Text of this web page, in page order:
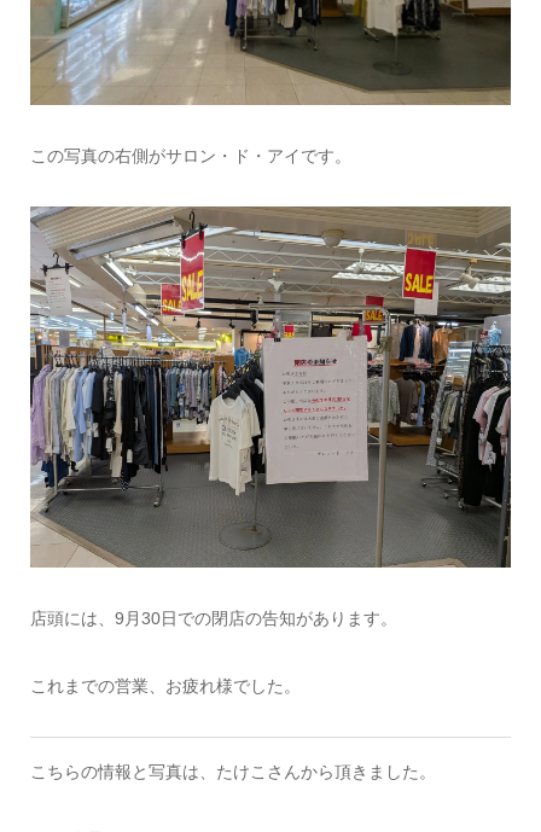
この写真の右側がサロン・ド・アイです。
店頭には、9月30日での閉店の告知があります。
これまでの営業、お疲れ様でした。
こちらの情報と写真は、たけこさんから頂きました。